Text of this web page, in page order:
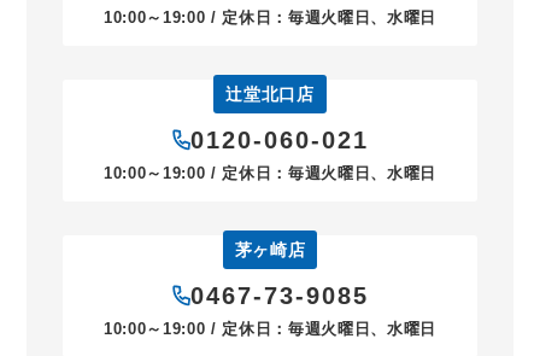
10:00～19:00 / 定休日：毎週火曜日、水曜日
辻堂北口店
0120-060-021
10:00～19:00 / 定休日：毎週火曜日、水曜日
茅ヶ崎店
0467-73-9085
10:00～19:00 / 定休日：毎週火曜日、水曜日